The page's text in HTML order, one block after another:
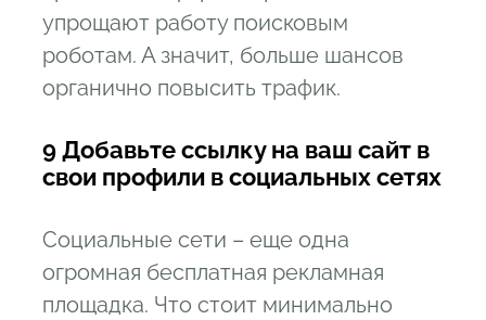
упрощают работу поисковым
роботам. А значит, больше шансов
органично повысить трафик.
9 Добавьте ссылку на ваш сайт в
свои профили в социальных сетях
Социальные сети – еще одна
огромная бесплатная рекламная
площадка. Что стоит минимально